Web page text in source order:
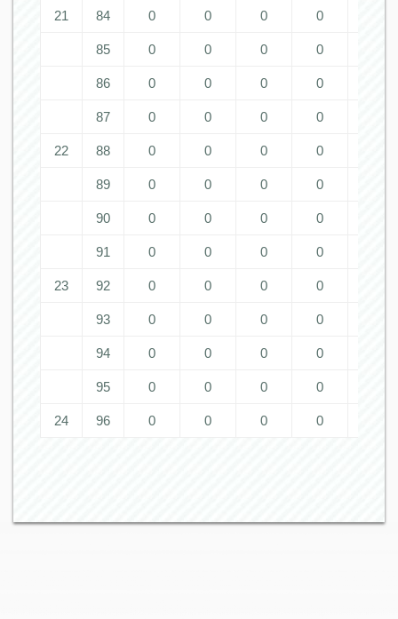
21 84 0 0 0 0
85 0 0 0 0
86 0 0 0 0
87 0 0 0 0
22 88 0 0 0 0
89 0 0 0 0
90 0 0 0 0
91 0 0 0 0
23 92 0 0 0 0
93 0 0 0 0
94 0 0 0 0
95 0 0 0 0
24 96 0 0 0 0